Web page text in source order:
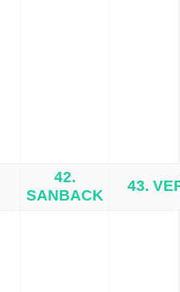
42.
SANBACK
43.